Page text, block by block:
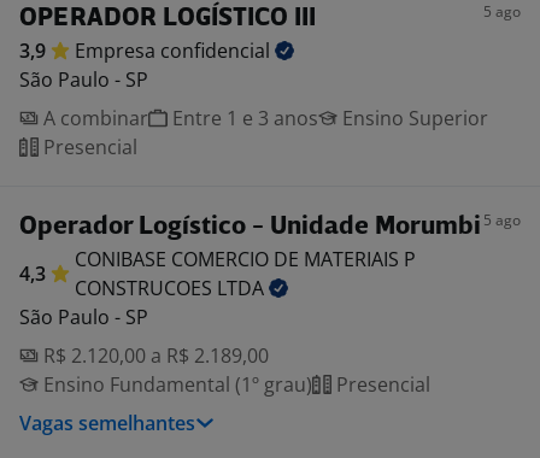
OPERADOR LOGÍSTICO III 5 ago
3,9 Empresa confidencial
São Paulo - SP
A combinar
Entre 1 e 3 anos
Ensino Superior
Presencial
Operador Logístico - Unidade Morumbi 5 ago
4,3
CONIBASE COMERCIO DE MATERIAIS P
CONSTRUCOES LTDA
São Paulo - SP
R$ 2.120,00 a R$ 2.189,00
Ensino Fundamental (1º grau)
Presencial
Vagas semelhantes